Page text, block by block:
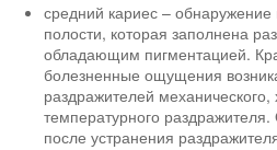
средний кариес – обнаружение
полости, которая заполнена
обладающим пигментацией.
болезненные ощущения
раздражителей механического,
температурного
после устранения